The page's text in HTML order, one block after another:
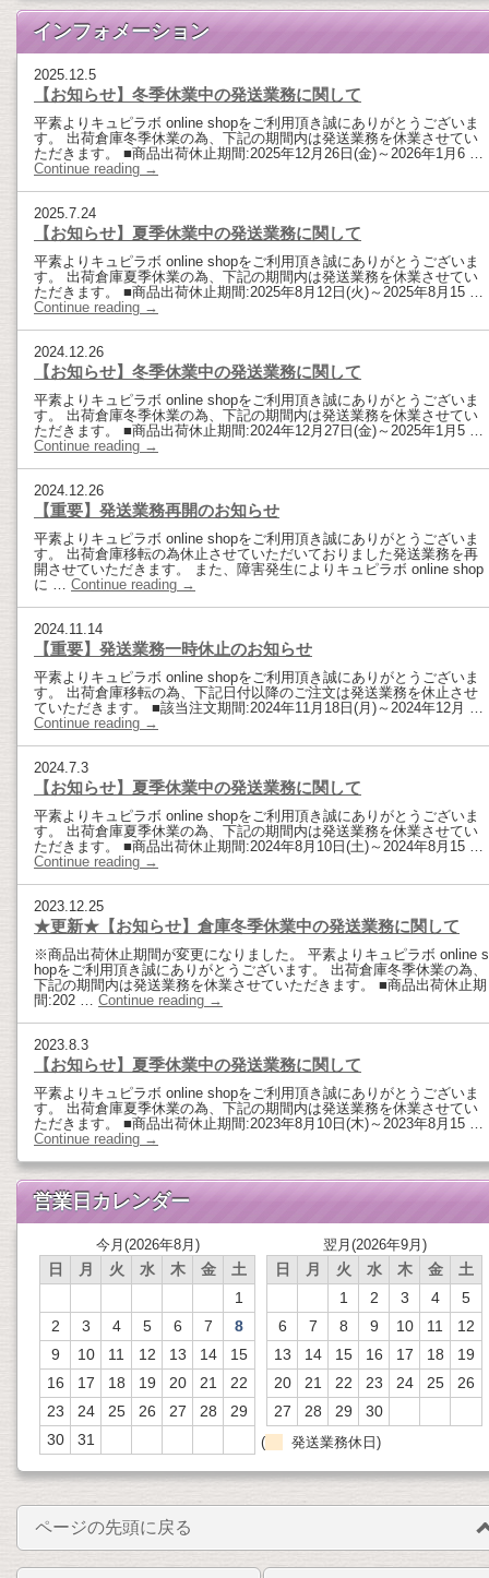
インフォメーション
2025.12.5
【お知らせ】冬季休業中の発送業務に関して
平素よりキュピラボ online shopをご利用頂き誠にありがとうございま
す。 出荷倉庫冬季休業の為、下記の期間内は発送業務を休業させてい
ただきます。 ■商品出荷休止期間:2025年12月26日(金)～2026年1月6 …
Continue reading →
2025.7.24
【お知らせ】夏季休業中の発送業務に関して
平素よりキュピラボ online shopをご利用頂き誠にありがとうございま
す。 出荷倉庫夏季休業の為、下記の期間内は発送業務を休業させてい
ただきます。 ■商品出荷休止期間:2025年8月12日(火)～2025年8月15 …
Continue reading →
2024.12.26
【お知らせ】冬季休業中の発送業務に関して
平素よりキュピラボ online shopをご利用頂き誠にありがとうございま
す。 出荷倉庫冬季休業の為、下記の期間内は発送業務を休業させてい
ただきます。 ■商品出荷休止期間:2024年12月27日(金)～2025年1月5 …
Continue reading →
2024.12.26
【重要】発送業務再開のお知らせ
平素よりキュピラボ online shopをご利用頂き誠にありがとうございま
す。 出荷倉庫移転の為休止させていただいておりました発送業務を再
開させていただきます。 また、障害発生によりキュピラボ online shop
に … Continue reading →
2024.11.14
【重要】発送業務一時休止のお知らせ
平素よりキュピラボ online shopをご利用頂き誠にありがとうございま
す。 出荷倉庫移転の為、下記日付以降のご注文は発送業務を休止させ
ていただきます。 ■該当注文期間:2024年11月18日(月)～2024年12月 …
Continue reading →
2024.7.3
【お知らせ】夏季休業中の発送業務に関して
平素よりキュピラボ online shopをご利用頂き誠にありがとうございま
す。 出荷倉庫夏季休業の為、下記の期間内は発送業務を休業させてい
ただきます。 ■商品出荷休止期間:2024年8月10日(土)～2024年8月15 …
Continue reading →
2023.12.25
★更新★【お知らせ】倉庫冬季休業中の発送業務に関して
※商品出荷休止期間が変更になりました。 平素よりキュピラボ online s
hopをご利用頂き誠にありがとうございます。 出荷倉庫冬季休業の為、
下記の期間内は発送業務を休業させていただきます。 ■商品出荷休止期
間:202 … Continue reading →
2023.8.3
【お知らせ】夏季休業中の発送業務に関して
平素よりキュピラボ online shopをご利用頂き誠にありがとうございま
す。 出荷倉庫夏季休業の為、下記の期間内は発送業務を休業させてい
ただきます。 ■商品出荷休止期間:2023年8月10日(木)～2023年8月15 …
Continue reading →
営業日カレンダー
今月(2026年8月)
日 月 火 水 木 金
土
1
2
3 4 5 6 7
8
9
10 11 12 13 14
15
16
17 18 19 20 21
22
23
24 25 26 27 28
29
30
31
翌月(2026年9月)
日 月 火 水 木 金
土
1
2 3 4
5
6
7 8 9 10 11
12
13
14 15 16 17 18
19
20
21 22 23 24 25
26
27
28 29 30
( 発送業務休日)
ページの先頭に戻る